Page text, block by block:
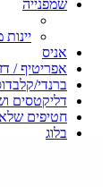
שמפנייה
אניס
אפריטיף /
ברנדי/
דליקטסים
חטיפים
בלוג